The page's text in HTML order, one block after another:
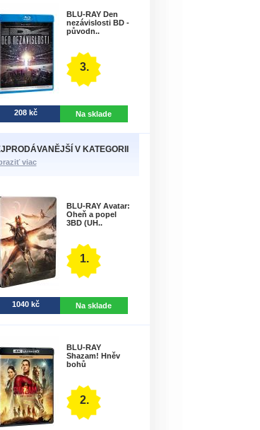
BLU-RAY Den
nezávislosti BD -
původn..
3.
208 kč Na sklade
V KATEGORII
viac
BLU-RAY Avatar:
Oheň a popel
3BD (UH..
1.
1040 kč Na sklade
BLU-RAY
Shazam! Hněv
bohů
2.